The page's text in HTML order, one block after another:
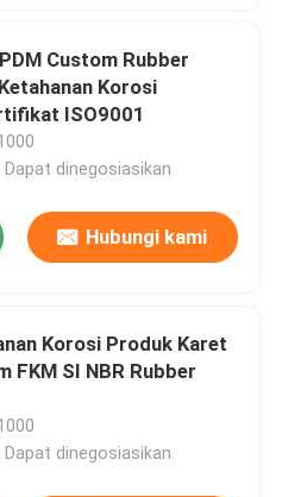
Custom Rubber
Korosi
ISO9001
Dapat dinegosiasikan
Hubungi kami
Korosi Produk Karet
FKM SI NBR Rubber
Dapat dinegosiasikan